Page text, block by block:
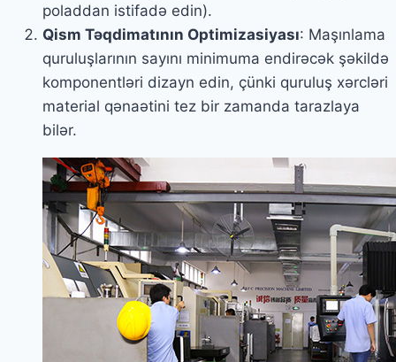
poladdan istifadə edin).
Qism Təqdimatının Optimizasiyası: Maşınlama
quruluşlarının sayını minimuma endirəcək şəkildə
komponentləri dizayn edin, çünki quruluş xərcləri
material qənaətini tez bir zamanda tarazlaya
bilər.